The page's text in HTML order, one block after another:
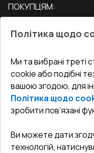
Двері
ПОКУПЦЯМ:
Блог
Адреса гіпермаркета
Як правильно
СЕРВІС ТА
Доставка і Оплата
Гарантія та Сервіс
Повернення товару
Договір публічної
КОНТАКТИ
Офіс:Україна, м.
undefined(undefined)
Політика щодо
Ми та вибрані треті
cookie або подібні
вашою згодою, для
Політика щодо
зробити пов’язані
Ви можете дати
технологій,